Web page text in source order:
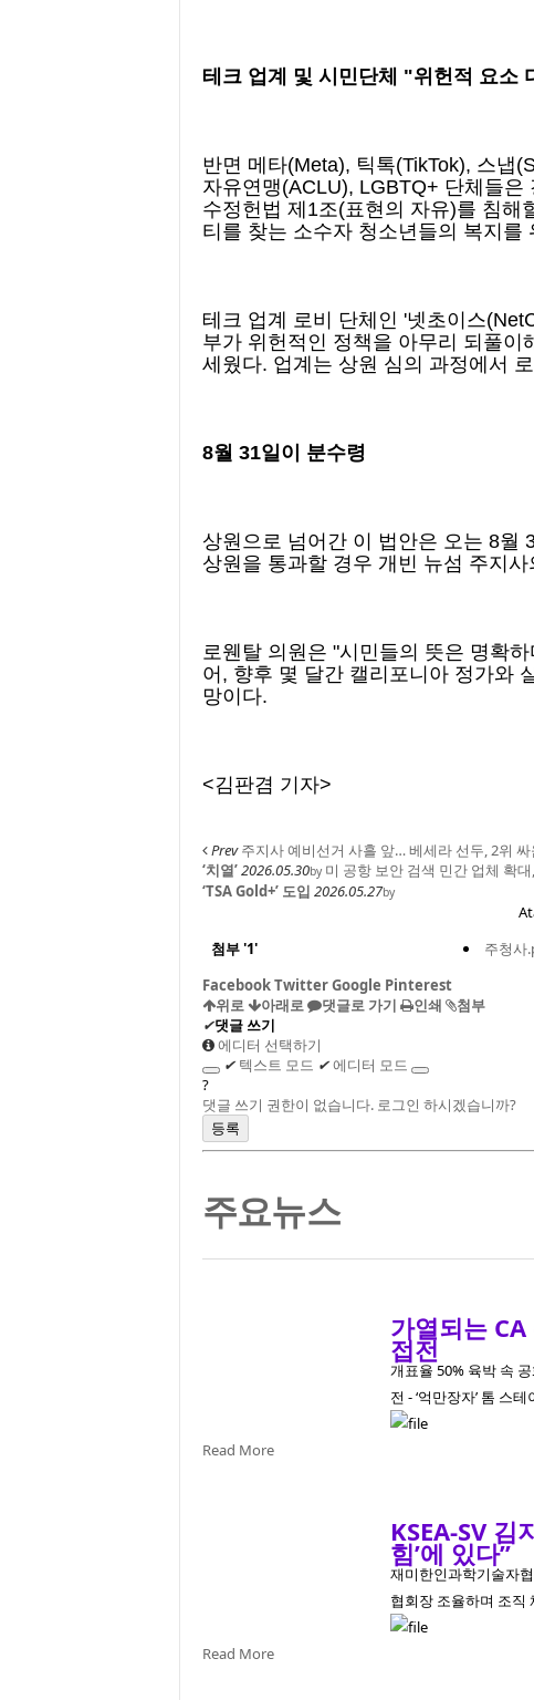
테크 업계 및 시민단체 "위헌적 요소
반면 메타(Meta), 틱톡(TikTok), 스냅
자유연맹(ACLU), LGBTQ+ 단체들은
수정헌법 제1조(표현의 자유)를 침해
티를 찾는 소수자 청소년들의 복지를
테크 업계 로비 단체인 '넷초이스
부가 위헌적인 정책을 아무리 되풀
세웠다. 업계는 상원 심의 과정에서
8월 31일이 분수령
상원으로 넘어간 이 법안은 오는 8월
상원을 통과할 경우 개빈 뉴섬 주지
로웬탈 의원은 "시민들의 뜻은 명확
어, 향후 몇 달간 캘리포니아 정가와
망이다.
<김판겸 기자>
Prev주지사 예비선거 사흘 앞… 베세라 선두, 2위 싸
‘치열’2026.05.30by 미 공항 보안 검색 민간 업체 확대,
‘TSA Gold+’ 도입 2026.05.27by
첨부'1' 주청사
FacebookTwitterGoogle Pinterest
위로
아래로 댓글로 가기 인쇄
첨부
✔댓글 쓰기
에디터 선택하기
✔ 텍스트 모드 ✔에디터 모드
?
댓글 쓰기 권한이 없습니다. 로그인 하시겠습니까?
주요뉴스
가열되는
접전
개표율 50% 육박 속
전 - ‘억만장자’ 톰 스
Read More
KSEA-SV 김
힘’에 있다”
재미한인과학기술자
협회장 조율하며 조직
Read More